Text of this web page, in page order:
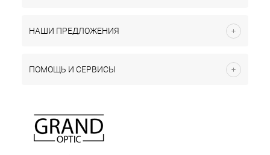
НАШИ ПРЕДЛОЖЕНИЯ
ПОМОЩЬ И СЕРВИСЫ